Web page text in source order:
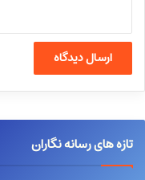
تازه های رسانه نگاران